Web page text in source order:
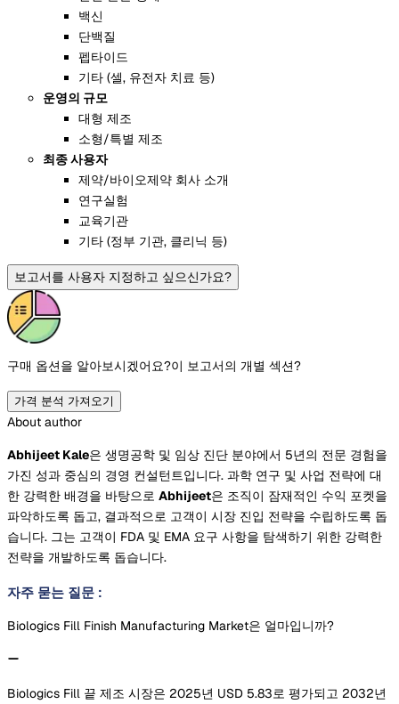
백신
단백질
펩타이드
기타 (셀, 유전자 치료 등)
운영의 규모
대형 제조
소형/특별 제조
최종 사용자
제약/바이오제약 회사 소개
연구실험
교육기관
기타 (정부 기관, 클리닉 등)
보고서를 사용자 지정하고 싶으신가요?
구매 옵션을 알아보시겠어요?이 보고서의 개별 섹션?
가격 분석 가져오기
About author
Abhijeet Kale은 생명공학 및 임상 진단 분야에서 5년의 전문 경험을
가진 성과 중심의 경영 컨설턴트입니다. 과학 연구 및 사업 전략에 대
한 강력한 배경을 바탕으로 Abhijeet은 조직이 잠재적인 수익 포켓을
파악하도록 돕고, 결과적으로 고객이 시장 진입 전략을 수립하도록 돕
습니다. 그는 고객이 FDA 및 EMA 요구 사항을 탐색하기 위한 강력한
전략을 개발하도록 돕습니다.
자주 묻는 질문 :
Biologics Fill Finish Manufacturing Market은 얼마입니까?
Biologics Fill 끝 제조 시장은 2025년 USD 5.83로 평가되고 2032년